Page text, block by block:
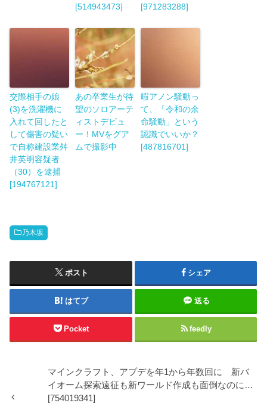
[514943473]
[971283288]
交際相手の娘
(3)を洗濯機に
入れて回したと
して傷害の疑い
で自称建設業舛
井英明容疑者
（30）を逮捕
[194767121]
あの卒業生が待
望のソロアーテ
ィストデビュ
ー！MVをグア
ムで撮影中
暇アノン騒動っ
て、「令和の余
命騒動」という
認識でいいか？
[487816701]
乃木坂
ポスト シェア
はてブ 送る
Pocket feedly
マインクラフト、アプデを年1から年数回に 新バ
イオーム探索遠征も新ワールド作成も面倒なのに…
[754019341]